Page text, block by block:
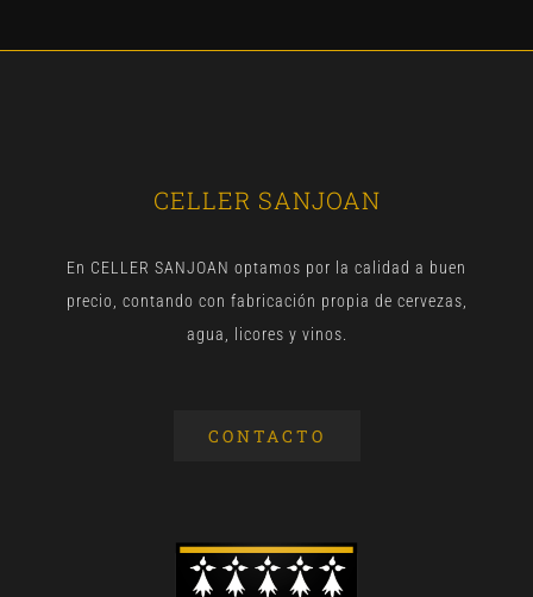
CELLER SANJOAN
En CELLER SANJOAN optamos por la calidad a buen
precio, contando con fabricación propia de cervezas,
agua, licores y vinos.
CONTACTO